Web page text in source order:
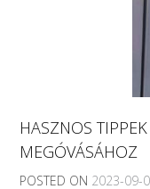
HASZNOS
MEGÓVÁSÁHOZ
POSTED ON 2023-09-